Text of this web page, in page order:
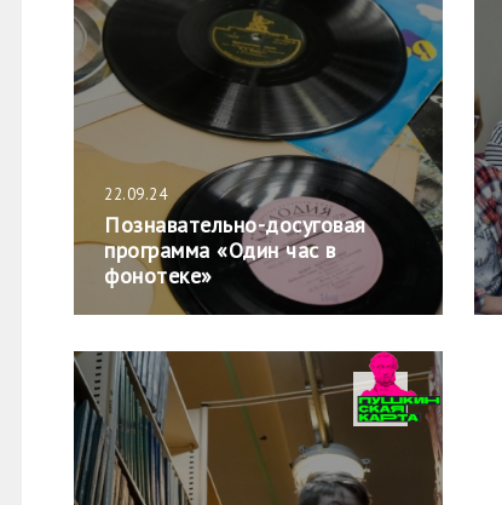
22.09.24
Познавательно-досуговая
программа «Один час в
фонотеке»